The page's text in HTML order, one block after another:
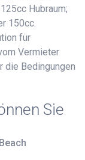
Hubraum;
150cc.
für
Vermieter
die Bedingungen
Sie